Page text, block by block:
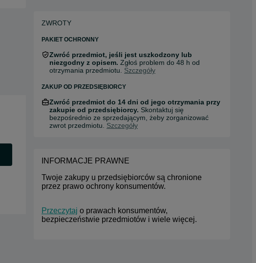
ZWROTY
PAKIET OCHRONNY
Zwróć przedmiot, jeśli jest uszkodzony lub
niezgodny z opisem. Zgłoś problem do 48 h od
otrzymania przedmiotu. Szczegóły
ZAKUP OD PRZEDSIĘBIORCY
Zwróć przedmiot do 14 dni od jego otrzymania przy
zakupie od przedsiębiorcy. Skontaktuj się
bezpośrednio ze sprzedającym, żeby zorganizować
zwrot przedmiotu. Szczegóły
INFORMACJE PRAWNE
Twoje zakupy u przedsiębiorców są chronione
przez prawo ochrony konsumentów.
Przeczytaj o prawach konsumentów,
bezpieczeństwie przedmiotów i wiele więcej.